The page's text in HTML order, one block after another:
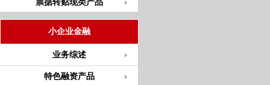
票据转贴现类产品
小企业金融
业务综述
特色融资产品